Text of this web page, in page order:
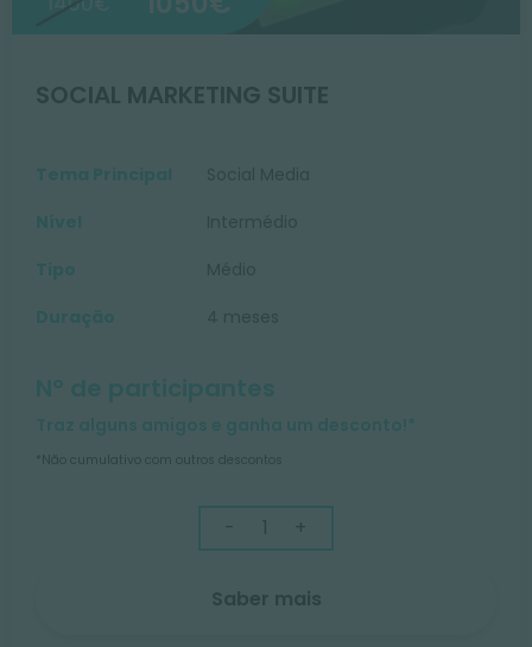
SOCIAL MARKETING SUITE
Tema Principal
Nível
Tipo
Duração
Nº de participantes
Traz alguns amigos e ganha um desconto!*
*Não cumulativo com outros descontos
- +
Saber mais